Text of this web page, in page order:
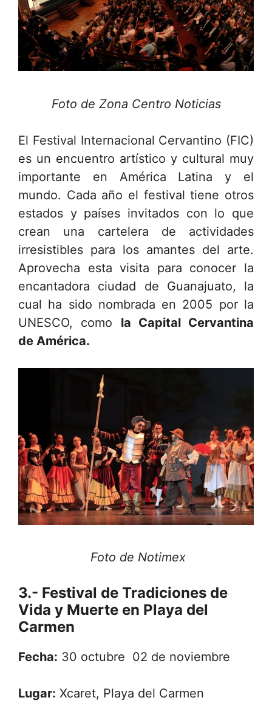
Foto de Zona Centro Noticias
El Festival Internacional Cervantino (FIC)
es un encuentro artístico y cultural muy
importante en América Latina y el
mundo. Cada año el festival tiene otros
estados y países invitados con lo que
crean una cartelera de actividades
irresistibles para los amantes del arte.
Aprovecha esta visita para conocer la
encantadora ciudad de Guanajuato, la
cual ha sido nombrada en 2005 por la
UNESCO, como la Capital Cervantina
de América.
Foto de Notimex
3.- Festival de Tradiciones de
Vida y Muerte en Playa del
Carmen
Fecha: 30 octubre 02 de noviembre
Lugar: Xcaret, Playa del Carmen